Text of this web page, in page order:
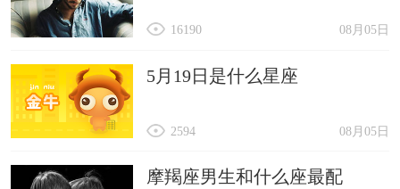
08月05日
16190
5月19日是什么星座
08月05日
2594
摩羯座男生和什么座最配